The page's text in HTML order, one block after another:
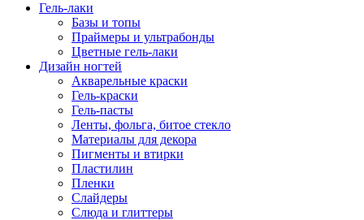
Гель-лаки
Базы и топы
Праймеры и ультрабонды
Цветные гель-лаки
Дизайн ногтей
Акварельные краски
Гель-краски
Гель-пасты
Ленты, фольга, битое стекло
Материалы для декора
Пигменты и втирки
Пластилин
Пленки
Слайдеры
Слюда и глиттеры